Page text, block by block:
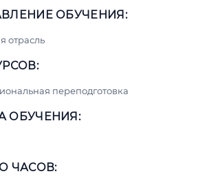
ОБУЧЕНИЯ:
отрасль
переподготовка
ОБУЧЕНИЯ:
ЧАСОВ: